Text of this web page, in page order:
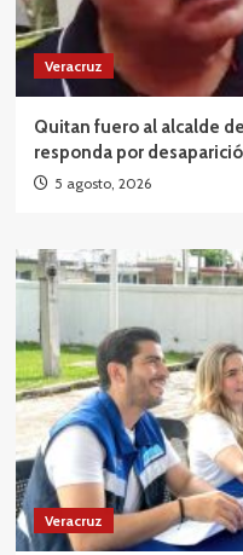
Veracruz
Quitan fuero al alcalde
responda por
5 agosto, 2026
Veracruz